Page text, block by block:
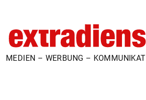
MEDIEN – WERBUNG –